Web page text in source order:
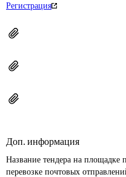
Регистрация
Доп. информация
Название тендера на площадке
перевозке почтовых